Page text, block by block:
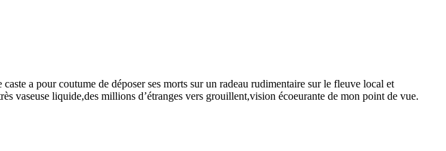
a pour coutume de déposer ses morts sur un radeau rudimentaire sur le fleuve local et
vaseuse liquide,des millions d’étranges vers grouillent,vision écoeurante de mon point de vue.